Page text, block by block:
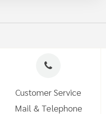
Customer Service
Mail & Telephone